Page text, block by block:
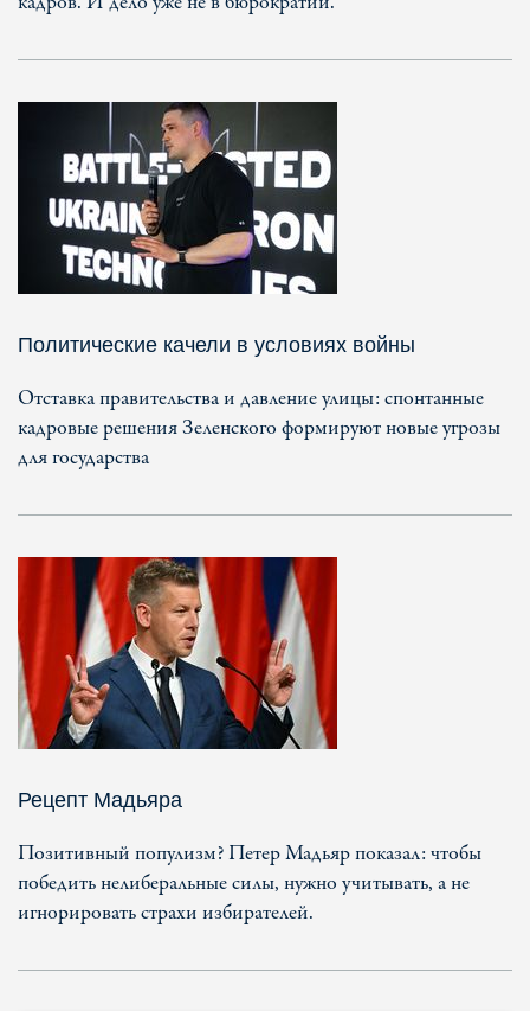
Политические качели в условиях войны
Отставка правительства и давление улицы: спонтанные
кадровые решения Зеленского формируют новые угрозы
для государства
Рецепт Мадьяра
Позитивный популизм? Петер Мадьяр показал: чтобы
победить нелиберальные силы, нужно учитывать, а не
игнорировать страхи избирателей.